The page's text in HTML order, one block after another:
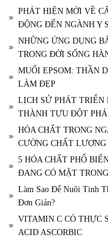
PHÁT HIỆN MỚI VỀ
ĐỘNG ĐẾN NGÀNH Y
NHỮNG ỨNG DỤNG
TRONG ĐỜI SỐNG
MUỐI EPSOM: THẦN
LÀM ĐẸP
LỊCH SỬ PHÁT TRIỂN
THÀNH TỰU ĐỘT PHÁ
HÓA CHẤT TRONG
CƯỜNG CHẤT
5 HÓA CHẤT PHỔ
ĐANG CÓ MẶT
Làm Sao Để Nuôi Tinh
Đơn Giản?
VITAMIN C CÓ THỰC
ACID ASCORBIC